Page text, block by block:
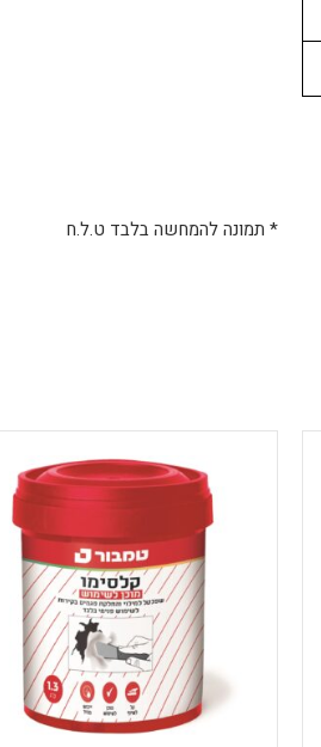
* תמונה להמחשה בלבד ט.ל.ח
זה
מספר
סוגים.
ניתן
לבחור
את
האפשרויות
בעמוד
המוצר